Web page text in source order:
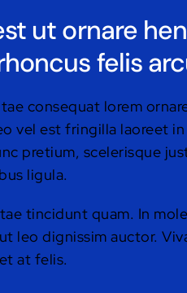
ut ornare
felis
consequat lorem
vel est fringilla laoreet
pretium, scelerisque
ligula.
tincidunt quam. In
leo dignissim auctor.
at felis.